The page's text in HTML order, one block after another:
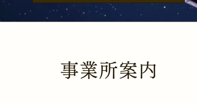
事業所案内